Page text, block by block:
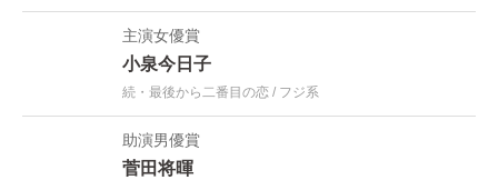
主演女優賞
小泉今日子
続・最後から二番目の恋 フジ系
助演男優賞
菅田将暉